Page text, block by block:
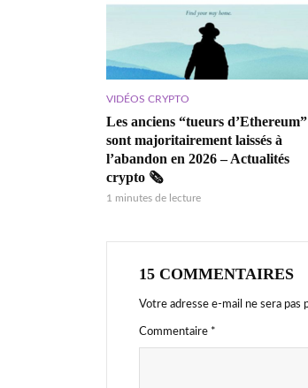
VIDÉOS CRYPTO
Les anciens “tueurs d’Ethereum”
sont majoritairement laissés à
l’abandon en 2026 – Actualités
crypto 🗞️
1 minutes de lecture
15 COMMENTAIRES
Votre adresse e-mail ne sera pas
Commentaire *